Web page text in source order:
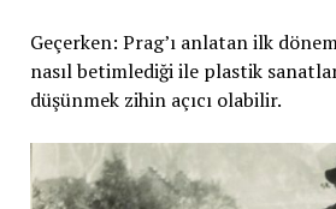
Geçerken: Prag’ı anlatan ilk
nasıl betimlediği ile plastik
düşünmek zihin açıcı olabilir.